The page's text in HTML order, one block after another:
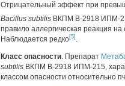
Отрицательный эффект при
Bacillus subtilis ВКПМ В-2918 ИПМ-
правило аллергическая реакция
Наблюдается редко[5] .
Класс опасности. Препарат
subtilis ВКПМ В-2918 ИПМ-215,
классом опасности относительно